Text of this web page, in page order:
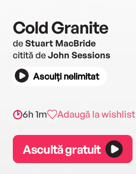
Cold Granite
deStuart MacBride
citită deJohn Sessions
Asculți nelimitat
6h 1m Adaugă la wishlist
Ascultă gratuit